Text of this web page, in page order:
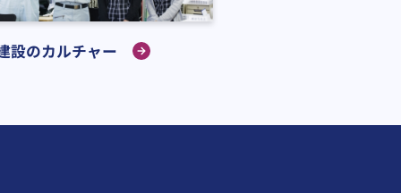
設のカルチャー